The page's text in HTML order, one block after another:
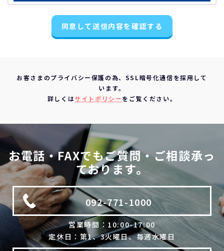
不動産物件の調査
お申込の受付と管理
サービス内容の分析、向上
3. 個人情報の第三者への提供について
ご本人の同意がある場合
法令に基づく場合
利用目的の範囲内で個人情報の取扱いの全部又は一部を委託
する場合
人の生命、身体又は財産の保護のために必要で、ご本人の同
意を得ることが難しいとき
公衆衛生の向上、児童の健全な育成のために必要で、ご本人
の同意を得ることが難しいとき
国や地方公共団体などに協力する場合で、ご本人の同意を得
ることによって支障を及ぼすおそれがあるとき
合併又は譲渡などの事由による事業の承継に伴って個人情報
同意して送信内容を確認する
お客さまのプライバシー保護の為、SSL暗号化通信を採用して
います。
詳しくはサイトポリシーをご覧ください。
お電話・FAXでもご質問・ご相談承っ
ております。
092-771-1000
営業時間：10:00-17:00
定休日：第1、3火曜日、毎週水曜日